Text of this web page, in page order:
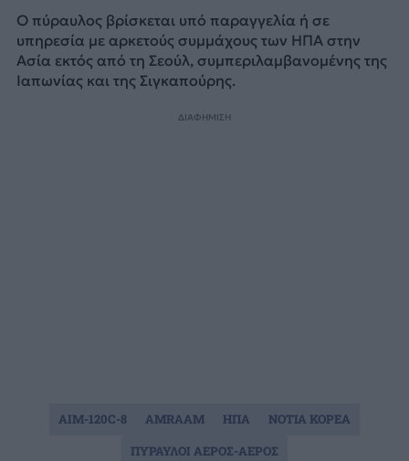
Ο πύραυλος βρίσκεται υπό παραγγελία ή σε
υπηρεσία με αρκετούς συμμάχους των ΗΠΑ στην
Ασία εκτός από τη Σεούλ, συμπεριλαμβανομένης της
Ιαπωνίας και της Σιγκαπούρης.
ΔΙΑΦΗΜΙΣΗ
AIM-120C-8 AMRAAM ΗΠΑ
ΝΟΤΙΑ ΚΟΡΕΑ
ΠΥΡΑΥΛΟΙ ΑΕΡΟΣ-ΑΕΡΟΣ